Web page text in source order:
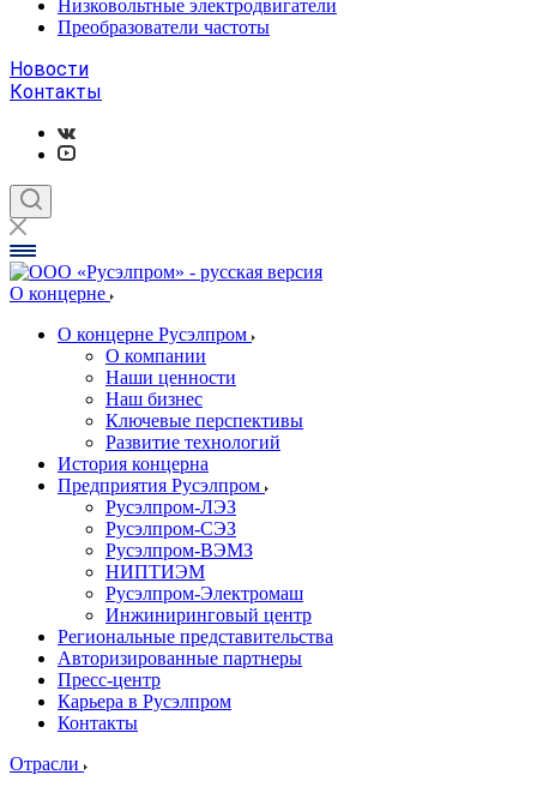
Низковольтные электродвигатели
Преобразователи частоты
Новости
Контакты
О концерне
О концерне Русэлпром
О компании
Наши ценности
Наш бизнес
Ключевые перспективы
Развитие технологий
История концерна
Предприятия Русэлпром
Русэлпром-ЛЭЗ
Русэлпром-СЭЗ
Русэлпром-ВЭМЗ
НИПТИЭМ
Русэлпром-Электромаш
Инжиниринговый центр
Региональные представительства
Авторизированные партнеры
Пресс-центр
Карьера в Русэлпром
Контакты
Отрасли